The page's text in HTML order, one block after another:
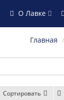
О Лавке
Главная
Сортировать